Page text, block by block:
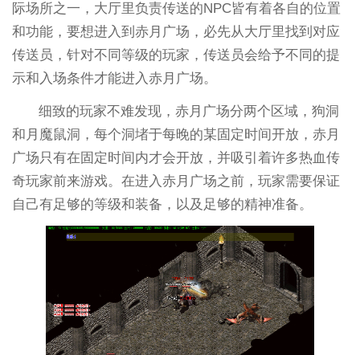
际场所之一，大厅里负责传送的NPC皆有着各自的位置
和功能，要想进入到赤月广场，必先从大厅里找到对应
传送员，针对不同等级的玩家，传送员会给予不同的提
示和入场条件才能进入赤月广场。
细致的玩家不难发现，赤月广场分两个区域，狗洞
和月魔鼠洞，每个洞堵于每晚的某固定时间开放，赤月
广场只有在固定时间内才会开放，并吸引着许多热血传
奇玩家前来游戏。在进入赤月广场之前，玩家需要保证
自己有足够的等级和装备，以及足够的精神准备。